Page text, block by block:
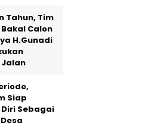
Tahun, Tim
Calon
H.Gunadi
Siap
Sebagai